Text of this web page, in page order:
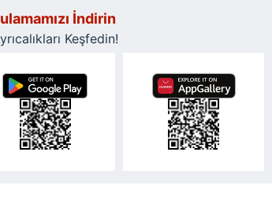
yer alan panel vasıtasıyla
Metnimizi
çerezlerle ilgili bilgi almak için lütfentıklayınız
İndirin
Keşfedin!